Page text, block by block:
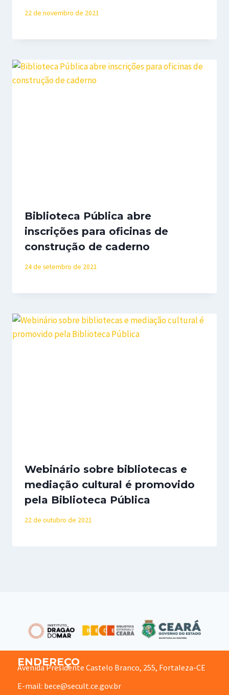
22 de novembro de 2021
Biblioteca Pública abre
inscrições para oficinas de
construção de caderno
24 de setembro de 2021
Webinário sobre bibliotecas e
mediação cultural é promovido
pela Biblioteca Pública
22 de outubro de 2021
ENDEREÇO
Avenida Presidente Castelo Branco, 255, Fortaleza-CE
E-mail: bece@secult.ce.gov.br